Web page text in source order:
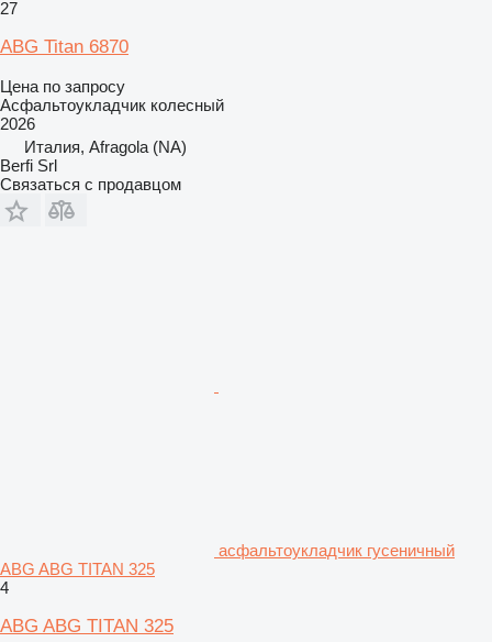
27
ABG Titan 6870
Цена по запросу
Асфальтоукладчик колесный
2026
Италия, Afragola (NA)
Berfi Srl
Связаться с продавцом
асфальтоукладчик гусеничный
ABG ABG TITAN 325
4
ABG ABG TITAN 325